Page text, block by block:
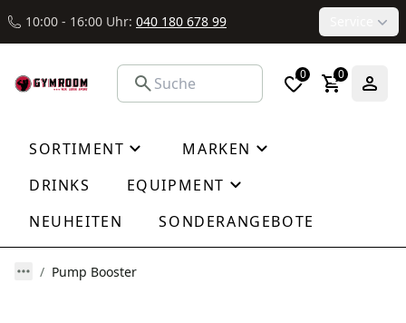
10:00 - 16:00 Uhr: 040 180 678 99
0 0
SORTIMENT
MARKEN
DRINKS
EQUIPMENT
NEUHEITEN
SONDERANGEBOTE
Pump Booster